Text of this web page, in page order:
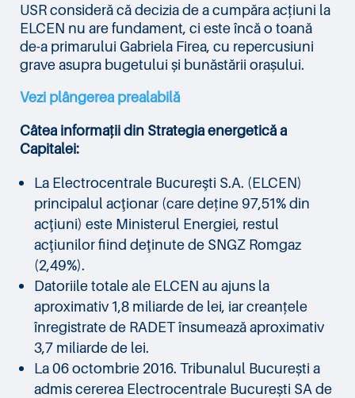
USR consideră că decizia de a cumpăra acțiuni la
ELCEN nu are fundament, ci este încă o toană
de-a primarului Gabriela Firea, cu repercusiuni
grave asupra bugetului și bunăstării orașului.
Vezi plângerea prealabilă
Câtea informații din Strategia energetică a
Capitalei:
La Electrocentrale Bucureşti S.A. (ELCEN)
principalul acţionar (care deține 97,51% din
acţiuni) este Ministerul Energiei, restul
acţiunilor fiind deţinute de SNGZ Romgaz
(2,49%).
Datoriile totale ale ELCEN au ajuns la
aproximativ 1,8 miliarde de lei, iar creanțele
înregistrate de RADET însumează aproximativ
3,7 miliarde de lei.
La 06 octombrie 2016. Tribunalul București a
admis cererea Electrocentrale București SA de